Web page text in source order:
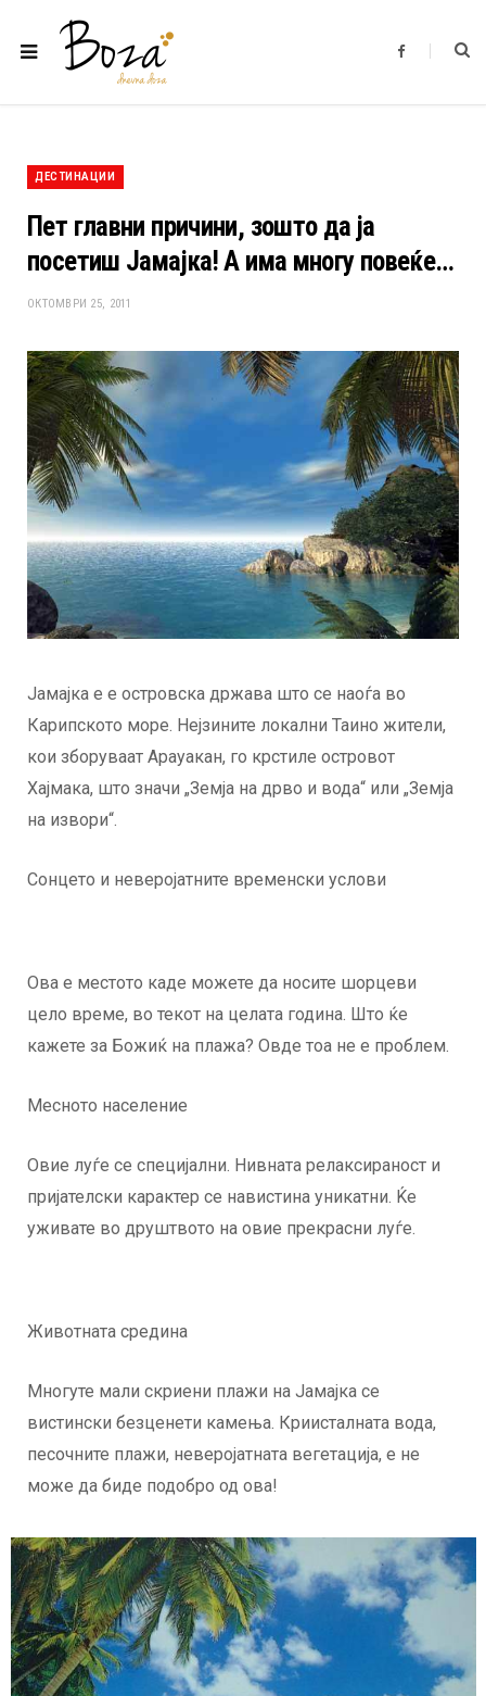
F
b
ДЕСТИНАЦИИ
Пет главни причини, зошто да ја
посетиш Јамајка! А има многу повеќе…
ОКТОМВРИ 25, 2011
Јамајка е е островска држава што се наоѓа во
Карипското море. Нејзините локални Таино жители,
кои зборуваат Арауакан, го крстиле островот
Хајмака, што значи „Земја на дрво и вода“ или „Земја
на извори“.
Сонцето и неверојатните временски услови
Ова е местото каде можете да носите шорцеви
цело време, во текот на целата година. Што ќе
кажете за Божиќ на плажа? Овде тоа не е проблем.
Месното население
Овие луѓе се специјални. Нивната релаксираност и
пријателски карактер се навистина уникатни. Ќе
уживате во друштвото на овие прекрасни луѓе.
Животната средина
Многуте мали скриени плажи на Јамајка се
вистински безценети камења. Криисталната вода,
песочните плажи, неверојатната вегетација, е не
може да биде подобро од ова!